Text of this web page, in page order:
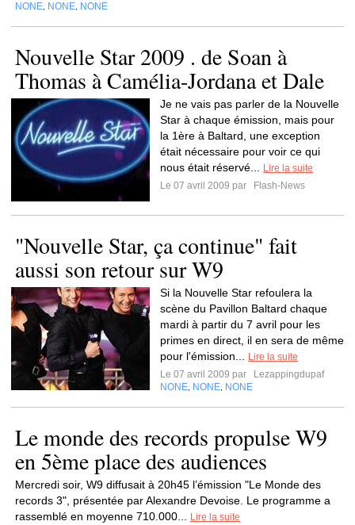
NONE NONE NONE
Nouvelle Star 2009 . de Soan à
Thomas à Camélia-Jordana et Dale
Je ne vais pas parler de la Nouvelle
Star à chaque émission, mais pour
la 1ère à Baltard, une exception
était nécessaire pour voir ce qui
nous était réservé...
Lire la suite
Le 07 avril 2009 par
Flash-News
"Nouvelle Star, ça continue" fait
aussi son retour sur W9
Si la Nouvelle Star refoulera la
scène du Pavillon Baltard chaque
mardi à partir du 7 avril pour les
primes en direct, il en sera de même
pour l'émission...
Lire la suite
Le 07 avril 2009 par
Lezappingdupaf
NONE NONE NONE
Le monde des records propulse W9
en 5ème place des audiences
Mercredi soir, W9 diffusait à 20h45 l’émission "Le Monde des
records 3", présentée par Alexandre Devoise. Le programme a
rassemblé en moyenne 710.000...
Lire la suite